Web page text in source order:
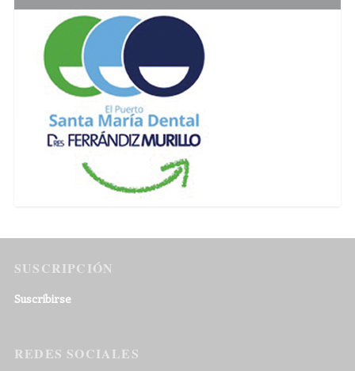
SUSCRIPCIÓN
Suscribirse
REDES SOCIALES